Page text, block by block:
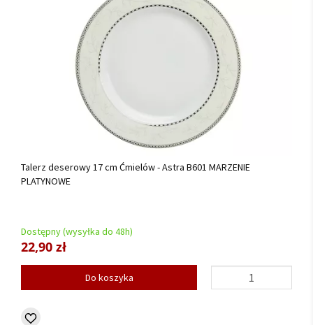
Talerz deserowy 17 cm Ćmielów - Astra B601 MARZENIE
PLATYNOWE
Dostępny (wysyłka do 48h)
22,90 zł
Do koszyka